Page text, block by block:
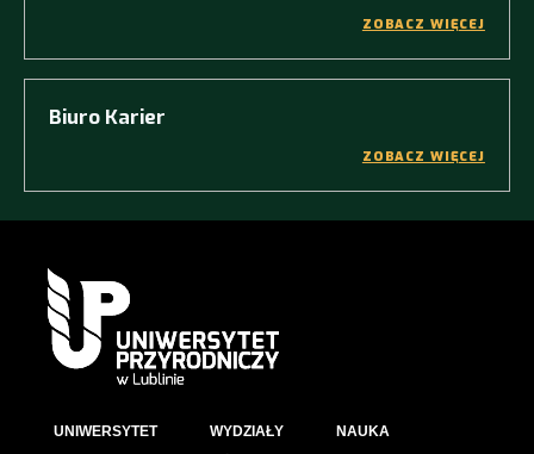
ZOBACZ WIĘCEJ
Biuro Karier
ZOBACZ WIĘCEJ
UNIWERSYTET WYDZIAŁY
NAUKA